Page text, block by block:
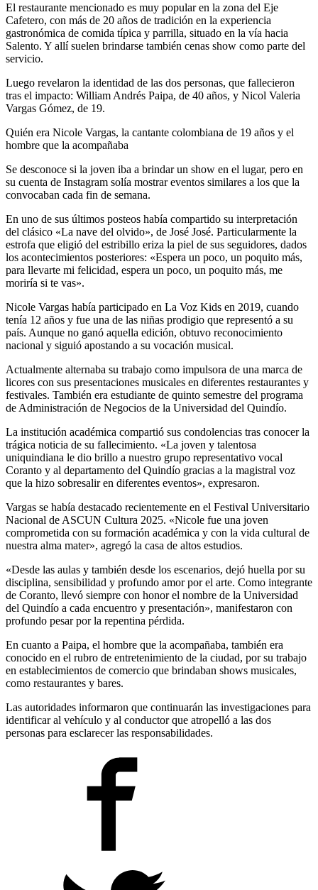
El restaurante mencionado es muy popular en la zona del Eje
Cafetero, con más de 20 años de tradición en la experiencia
gastronómica de comida típica y parrilla, situado en la vía hacia
Salento. Y allí suelen brindarse también cenas show como parte del
servicio.
Luego revelaron la identidad de las dos personas, que fallecieron
tras el impacto: William Andrés Paipa, de 40 años, y Nicol Valeria
Vargas Gómez, de 19.
Quién era Nicole Vargas, la cantante colombiana de 19 años y el
hombre que la acompañaba
Se desconoce si la joven iba a brindar un show en el lugar, pero en
su cuenta de Instagram solía mostrar eventos similares a los que la
convocaban cada fin de semana.
En uno de sus últimos posteos había compartido su interpretación
del clásico «La nave del olvido», de José José. Particularmente la
estrofa que eligió del estribillo eriza la piel de sus seguidores, dados
los acontecimientos posteriores: «Espera un poco, un poquito más,
para llevarte mi felicidad, espera un poco, un poquito más, me
moriría si te vas».
Nicole Vargas había participado en La Voz Kids en 2019, cuando
tenía 12 años y fue una de las niñas prodigio que representó a su
país. Aunque no ganó aquella edición, obtuvo reconocimiento
nacional y siguió apostando a su vocación musical.
Actualmente alternaba su trabajo como impulsora de una marca de
licores con sus presentaciones musicales en diferentes restaurantes y
festivales. También era estudiante de quinto semestre del programa
de Administración de Negocios de la Universidad del Quindío.
La institución académica compartió sus condolencias tras conocer la
trágica noticia de su fallecimiento. «La joven y talentosa
uniquindiana le dio brillo a nuestro grupo representativo vocal
Coranto y al departamento del Quindío gracias a la magistral voz
que la hizo sobresalir en diferentes eventos», expresaron.
Vargas se había destacado recientemente en el Festival Universitario
Nacional de ASCUN Cultura 2025. «Nicole fue una joven
comprometida con su formación académica y con la vida cultural de
nuestra alma mater», agregó la casa de altos estudios.
«Desde las aulas y también desde los escenarios, dejó huella por su
disciplina, sensibilidad y profundo amor por el arte. Como integrante
de Coranto, llevó siempre con honor el nombre de la Universidad
del Quindío a cada encuentro y presentación», manifestaron con
profundo pesar por la repentina pérdida.
En cuanto a Paipa, el hombre que la acompañaba, también era
conocido en el rubro de entretenimiento de la ciudad, por su trabajo
en establecimientos de comercio que brindaban shows musicales,
como restaurantes y bares.
Las autoridades informaron que continuarán las investigaciones para
identificar al vehículo y al conductor que atropelló a las dos
personas para esclarecer las responsabilidades.